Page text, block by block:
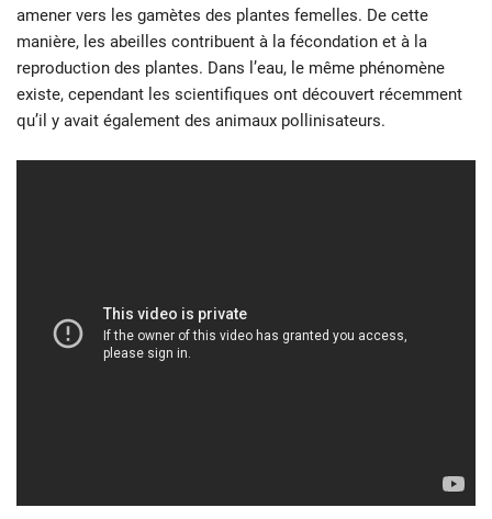
amener vers les gamètes des plantes femelles. De cette
manière, les abeilles contribuent à la fécondation et à la
reproduction des plantes. Dans l’eau, le même phénomène
existe, cependant les scientifiques ont découvert récemment
qu’il y avait également des animaux pollinisateurs.